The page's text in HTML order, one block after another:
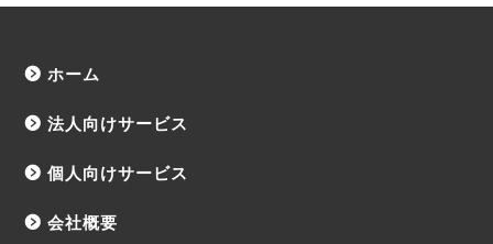
ホーム
法人向けサービス
個人向けサービス
会社概要